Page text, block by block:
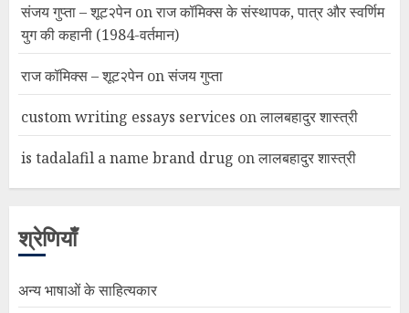
संजय गुप्ता – शूट२पेनonराज कॉमिक्स के संस्थापक, पात्र और स्वर्णिम
युग की कहानी (1984-वर्तमान)
राज कॉमिक्स – शूट२पेनonसंजय गुप्ता
custom writing essays services onलालबहादुर शास्त्री
is tadalafil a name brand drug onलालबहादुर शास्त्री
श्रेणियाँ
अन्य भाषाओं के साहित्यकार